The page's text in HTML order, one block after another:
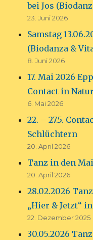
bei Jos
23. Juni 2026
Samstag
(Biodanza &
8. Juni 2026
17. Mai 2026
Contact in
6. Mai 2026
22. – 27.5.
Schlüchtern
20. April 2026
Tanz in den
20. April 2026
28.02.2026
„Hier & Jetzt“
22. Dezember 2025
30.05.2026